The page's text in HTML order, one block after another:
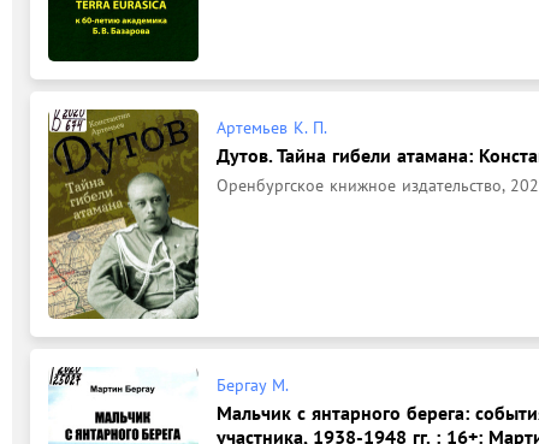
Артемьев К. П.
Дутов. Тайна гибели атамана:
Оренбургское книжное издательство,
Бергау М.
Мальчик с янтарного берега:
участника, 1938-1948 гг. : 16+: